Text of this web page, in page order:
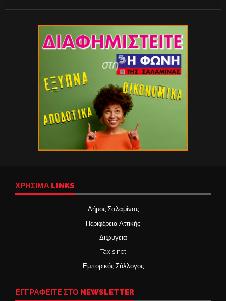
ΧΡΉΣΙΜΑ LINKS
Δήμος Σαλαμίνας
Περιφέρεια Αττικής
Δι@υγεια
Taxis net
Εμπορικός Σύλλογος
ΕΓΓΡΑΦΕΙΤΕ ΣΤΟ NEWSLETTER